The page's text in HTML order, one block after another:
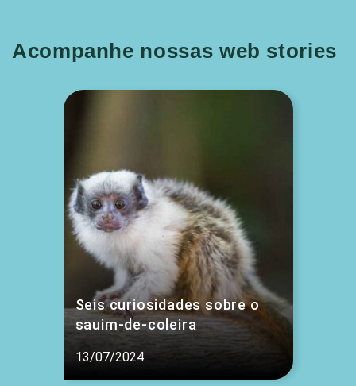
Acompanhe nossas web stories
Seis curiosidades sobre o
sauim-de-coleira
13/07/2024